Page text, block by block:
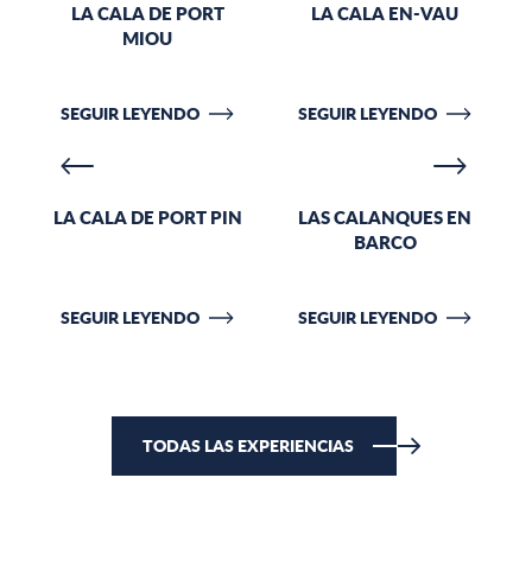
LA CALA DE PORT
MIOU
SEGUIR LEYENDO
LA CALA EN-VAU
SEGUIR LEYENDO
LA CALA DE PORT PIN
SEGUIR LEYENDO
LAS CALANQUES EN
BARCO
SEGUIR LEYENDO
TODAS LAS EXPERIENCIAS